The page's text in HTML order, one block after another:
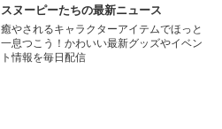
スヌーピーたちの最新ニュース
癒やされるキャラクターアイテムでほっと
一息つこう！かわいい最新グッズやイベン
ト情報を毎日配信